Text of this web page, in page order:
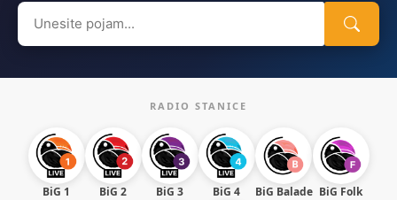
Search
for:
RADIO STANICE
BiG 1 BiG 2 BiG 3 BiG 4 BiG Balade BiG Folk